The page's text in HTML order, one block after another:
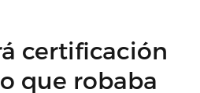
certificación
que robaba